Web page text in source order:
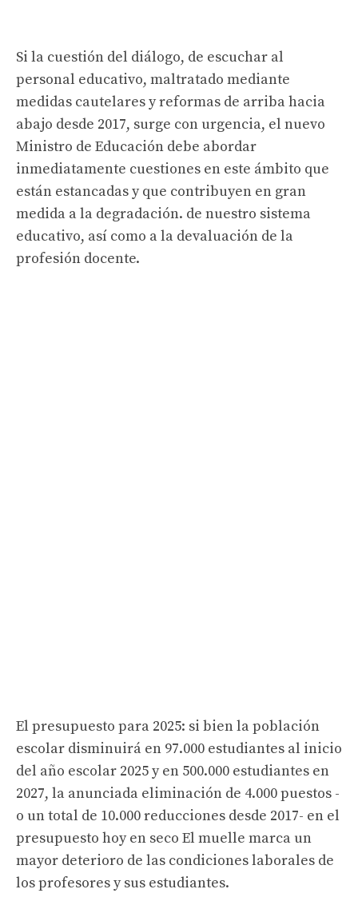
Si la cuestión del diálogo, de escuchar al
personal educativo, maltratado mediante
medidas cautelares y reformas de arriba hacia
abajo desde 2017, surge con urgencia, el nuevo
Ministro de Educación debe abordar
inmediatamente cuestiones en este ámbito que
están estancadas y que contribuyen en gran
medida a la degradación. de nuestro sistema
educativo, así como a la devaluación de la
profesión docente.
El presupuesto para 2025: si bien la población
escolar disminuirá en 97.000 estudiantes al inicio
del año escolar 2025 y en 500.000 estudiantes en
2027, la anunciada eliminación de 4.000 puestos -
o un total de 10.000 reducciones desde 2017- en el
presupuesto hoy en seco El muelle marca un
mayor deterioro de las condiciones laborales de
los profesores y sus estudiantes.